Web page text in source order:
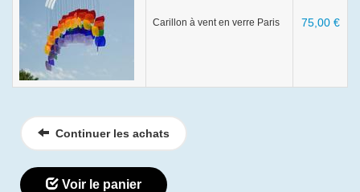
Carillon à vent en verre Paris 75,00 €
Continuer les achats
Voir le panier